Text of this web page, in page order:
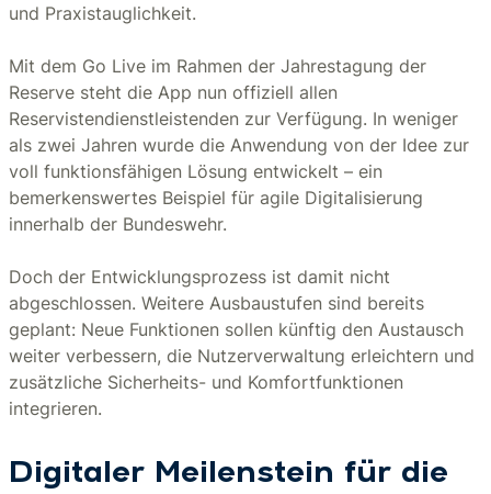
und Praxistauglichkeit.
Mit dem Go Live im Rahmen der Jahrestagung der
Reserve steht die App nun offiziell allen
Reservistendienstleistenden zur Verfügung. In weniger
als zwei Jahren wurde die Anwendung von der Idee zur
voll funktionsfähigen Lösung entwickelt – ein
bemerkenswertes Beispiel für agile Digitalisierung
innerhalb der Bundeswehr.
Doch der Entwicklungsprozess ist damit nicht
abgeschlossen. Weitere Ausbaustufen sind bereits
geplant: Neue Funktionen sollen künftig den Austausch
weiter verbessern, die Nutzerverwaltung erleichtern und
zusätzliche Sicherheits- und Komfortfunktionen
integrieren.
Digitaler Meilenstein für die